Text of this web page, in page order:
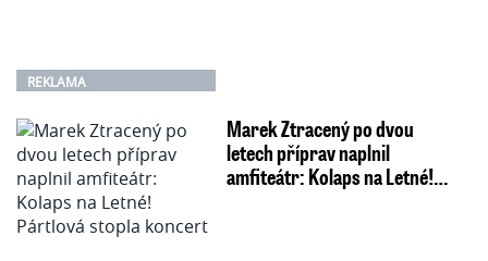
REKLAMA
Marek Ztracený po dvou
letech příprav naplnil
amfiteátr: Kolaps na Letné!…